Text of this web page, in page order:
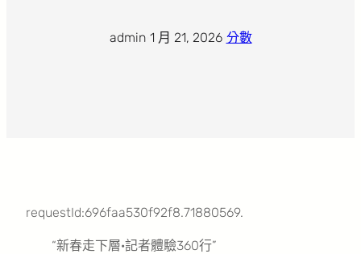
admin· 1 月 21, 2026· 分數
requestId:696faa530f92f8.71880569.
“新春走下層·記者體驗360行”